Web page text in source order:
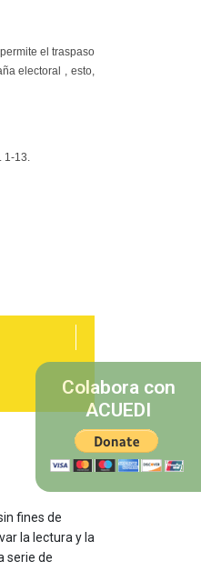
el traspaso
electoral , esto,
1-13.
fines de
la lectura y la
serie de
Colabora con
ACUEDI